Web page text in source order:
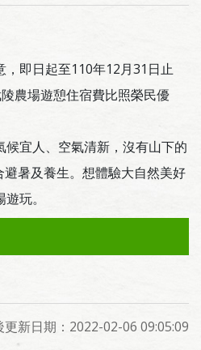
即日起至110年12月31日止
農場遊憩住宿費比照榮民優
宜人、空氣清新，沒有山下的
暑及養生。想體驗大自然美好
玩。
更新日期：2022-02-06 09:05:09